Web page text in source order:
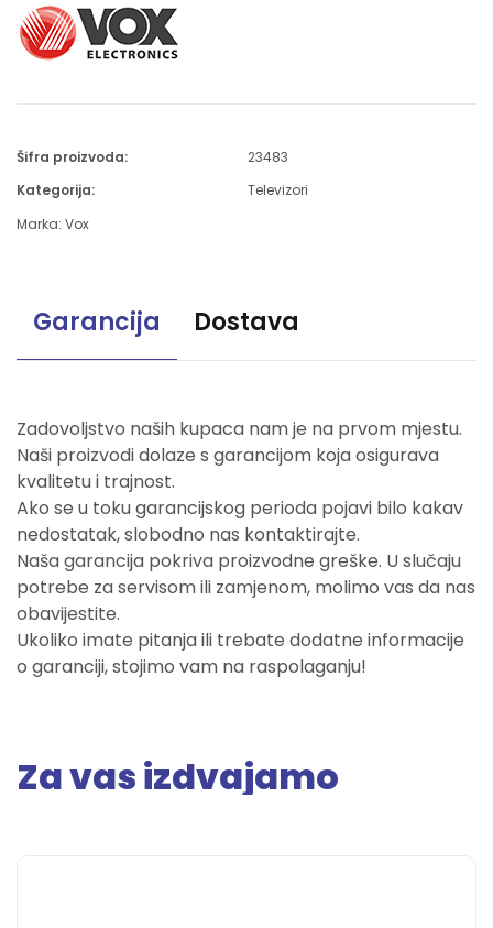
Šifra proizvoda:
23483
Kategorija:
Televizori
Marka: Vox
Garancija Dostava
Zadovoljstvo naših kupaca nam je na prvom mjestu.
Naši proizvodi dolaze s garancijom koja osigurava
kvalitetu i trajnost.
Ako se u toku garancijskog perioda pojavi bilo kakav
nedostatak, slobodno nas kontaktirajte.
Naša garancija pokriva proizvodne greške. U slučaju
potrebe za servisom ili zamjenom, molimo vas da nas
obavijestite.
Ukoliko imate pitanja ili trebate dodatne informacije
o garanciji, stojimo vam na raspolaganju!
Za vas izdvajamo